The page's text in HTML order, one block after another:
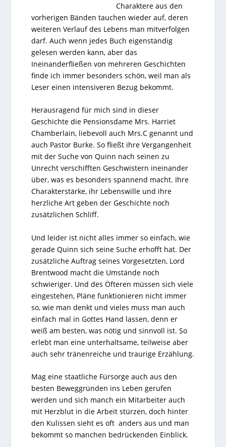
Charaktere aus den
vorherigen Bänden tauchen wieder auf, deren
weiteren Verlauf des Lebens man mitverfolgen
darf. Auch wenn jedes Buch eigenständig
gelesen werden kann, aber das
Ineinanderfließen von mehreren Geschichten
finde ich immer besonders schön, weil man als
Leser einen intensiveren Bezug bekommt.
Herausragend für mich sind in dieser
Geschichte die Pensionsdame Mrs. Harriet
Chamberlain, liebevoll auch Mrs.C genannt und
auch Pastor Burke. So fließt ihre Vergangenheit
mit der Suche von Quinn nach seinen zu
Unrecht verschifften Geschwistern ineinander
über, was es besonders spannend macht. Ihre
Charakterstärke, ihr Lebenswille und ihre
herzliche Art geben der Geschichte noch
zusätzlichen Schliff.
Und leider ist nicht alles immer so einfach, wie
gerade Quinn sich seine Suche erhofft hat. Der
zusätzliche Auftrag seines Vorgesetzten, Lord
Brentwood macht die Umstände noch
schwieriger. Und des Öfteren müssen sich viele
eingestehen, Pläne funktionieren nicht immer
so, wie man denkt und vieles muss man auch
einfach mal in Gottes Hand lassen, denn er
weiß am besten, was nötig und sinnvoll ist. So
erlebt man eine unterhaltsame, teilweise aber
auch sehr tränenreiche und traurige Erzählung.
Mag eine staatliche Fürsorge auch aus den
besten Beweggründen ins Leben gerufen
werden und sich manch ein Mitarbeiter auch
mit Herzblut in die Arbeit stürzen, doch hinter
den Kulissen sieht es oft anders aus und man
bekommt so manchen bedrückenden Einblick.